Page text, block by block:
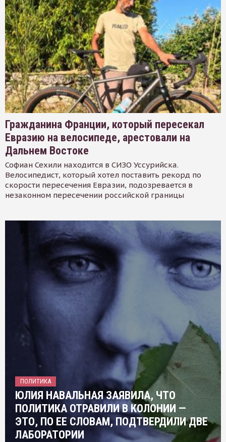
Гражданина Франции, который пересекал
Евразию на велосипеде, арестовали на
Дальнем Востоке
Софиан Сехили находится в СИЗО Уссурийска.
Велосипедист, который хотел поставить рекорд по
скорости пересечения Евразии, подозревается в
незаконном пересечении российской границы
ПОЛИТИКА
ЮЛИЯ НАВАЛЬНАЯ ЗАЯВИЛА, ЧТО
ПОЛИТИКА ОТРАВИЛИ В КОЛОНИИ —
ЭТО, ПО ЕЕ СЛОВАМ, ПОДТВЕРДИЛИ ДВЕ
ЛАБОРАТОРИИ